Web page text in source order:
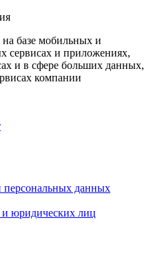
базе мобильных и
сервисах и приложениях,
и в сфере больших данных,
компании
персональных данных
юридических лиц